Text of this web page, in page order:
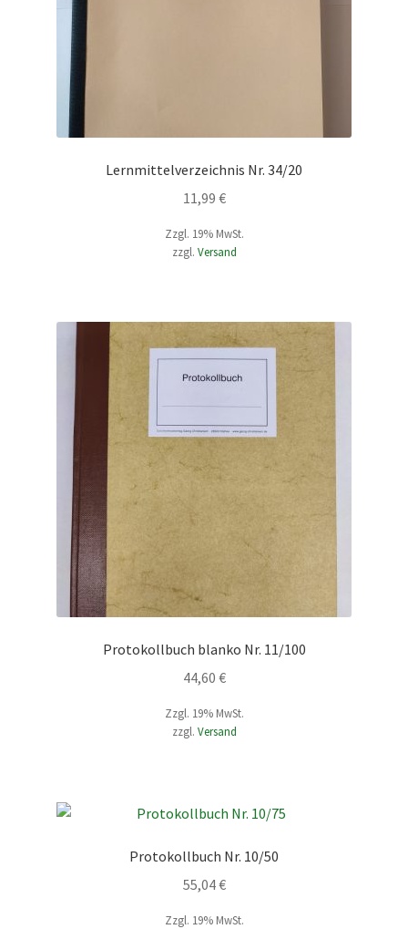
Lernmittelverzeichnis Nr. 34/20
11,99 €
Zzgl. 19% MwSt.
zzgl. Versand
Protokollbuch blanko Nr. 11/100
44,60 €
Zzgl. 19% MwSt.
zzgl. Versand
Protokollbuch Nr. 10/50
55,04€
Zzgl. 19% MwSt.